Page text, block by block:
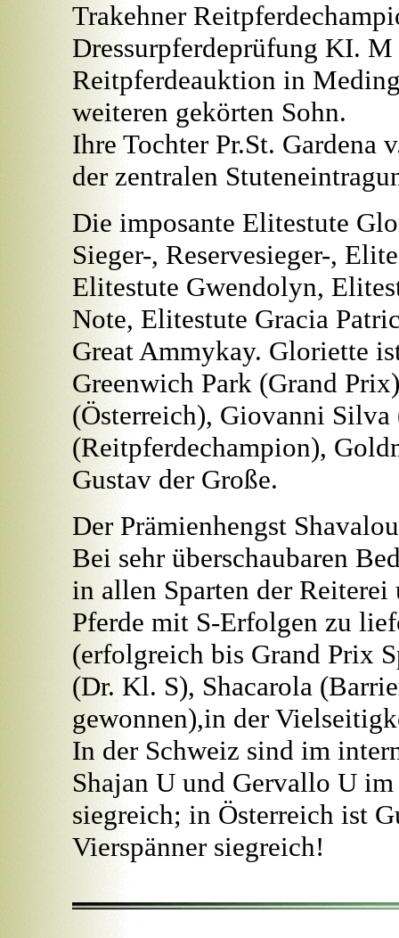
Trakehner
Dressurpferdeprüfung KI.
Reitpferdeauktion in
weiteren gekörten Sohn.
Ihre Tochter Pr.St. Gardena
der zentralen
Die imposante Elitestute
Sieger-, Reservesieger-,
Elitestute Gwendolyn,
Note, Elitestute Gracia
Great Ammykay. Gloriette
Greenwich Park (Grand
(Österreich), Giovanni
(Reitpferdechampion),
Gustav der Große.
Der Prämienhengst
Bei sehr überschaubaren
in allen Sparten der
Pferde mit S-Erfolgen zu
(erfolgreich bis Grand Prix
(Dr. Kl. S), Shacarola
gewonnen),in der
In der Schweiz sind im
Shajan U und Gervallo U
siegreich; in Österreich ist
Vierspänner siegreich!